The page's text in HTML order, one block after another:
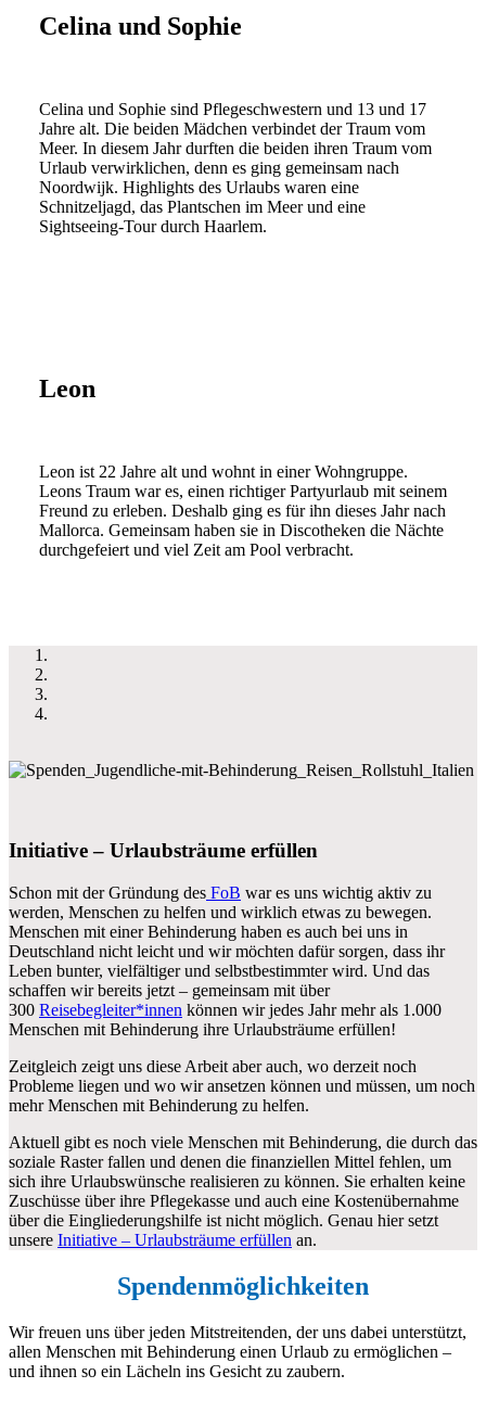
Celina und Sophie
Celina und Sophie sind Pflegeschwestern und 13 und 17
Jahre alt. Die beiden Mädchen verbindet der Traum vom
Meer. In diesem Jahr durften die beiden ihren Traum vom
Urlaub verwirklichen, denn es ging gemeinsam nach
Noordwijk. Highlights des Urlaubs waren eine
Schnitzeljagd, das Plantschen im Meer und eine
Sightseeing-Tour durch Haarlem.
Leon
Leon ist 22 Jahre alt und wohnt in einer Wohngruppe.
Leons Traum war es, einen richtiger Partyurlaub mit seinem
Freund zu erleben. Deshalb ging es für ihn dieses Jahr nach
Mallorca. Gemeinsam haben sie in Discotheken die Nächte
durchgefeiert und viel Zeit am Pool verbracht.
Initiative – Urlaubsträume erfüllen
Schon mit der Gründung des FoB war es uns wichtig aktiv zu
werden, Menschen zu helfen und wirklich etwas zu bewegen.
Menschen mit einer Behinderung haben es auch bei uns in
Deutschland nicht leicht und wir möchten dafür sorgen, dass ihr
Leben bunter, vielfältiger und selbstbestimmter wird. Und das
schaffen wir bereits jetzt – gemeinsam mit über
300 Reisebegleiter*innen können wir jedes Jahr mehr als 1.000
Menschen mit Behinderung ihre Urlaubsträume erfüllen!
Zeitgleich zeigt uns diese Arbeit aber auch, wo derzeit noch
Probleme liegen und wo wir ansetzen können und müssen, um noch
mehr Menschen mit Behinderung zu helfen.
Aktuell gibt es noch viele Menschen mit Behinderung, die durch das
soziale Raster fallen und denen die finanziellen Mittel fehlen, um
sich ihre Urlaubswünsche realisieren zu können. Sie erhalten keine
Zuschüsse über ihre Pflegekasse und auch eine Kostenübernahme
über die Eingliederungshilfe ist nicht möglich. Genau hier setzt
unsere Initiative – Urlaubsträume erfüllen an.
Spendenmöglichkeiten
Wir freuen uns über jeden Mitstreitenden, der uns dabei unterstützt,
allen Menschen mit Behinderung einen Urlaub zu ermöglichen –
und ihnen so ein Lächeln ins Gesicht zu zaubern.